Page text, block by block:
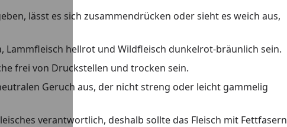
lässt es sich zusammendrücken oder sieht es weich aus,
Lammfleisch hellrot und Wildfleisch dunkelrot-bräunlich sein.
frei von Druckstellen und trocken sein.
Geruch aus, der nicht streng oder leicht gammelig
verantwortlich, deshalb sollte das Fleisch mit Fettfasern